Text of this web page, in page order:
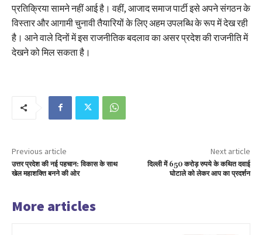
प्रतिक्रिया सामने नहीं आई है। वहीं, आजाद समाज पार्टी इसे अपने संगठन के
विस्तार और आगामी चुनावी तैयारियों के लिए अहम उपलब्धि के रूप में देख रही
है। आने वाले दिनों में इस राजनीतिक बदलाव का असर प्रदेश की राजनीति में
देखने को मिल सकता है।
Previous article
उत्तर प्रदेश की नई पहचान: विकास के साथ
खेल महाशक्ति बनने की ओर
Next article
दिल्ली में 650 करोड़ रुपये के कथित दवाई
घोटाले को लेकर आप का प्रदर्शन
More articles